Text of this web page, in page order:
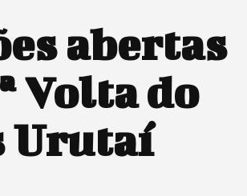
abertas
Volta do
Urutaí